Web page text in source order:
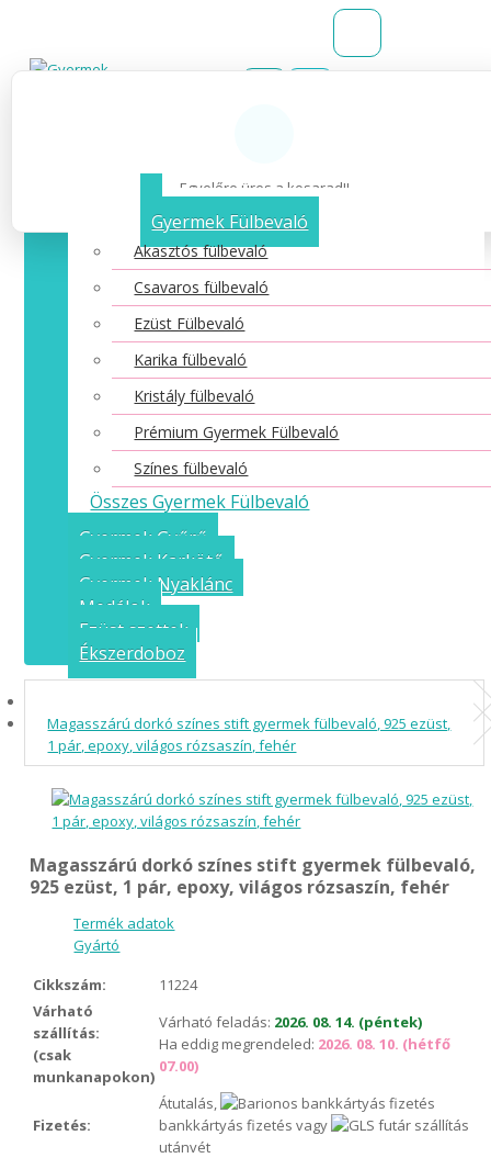
Egyelőre üres a kosarad!!
Gyermek Fülbevaló
Akasztós fülbevaló
Csavaros fülbevaló
Ezüst Fülbevaló
Karika fülbevaló
Kristály fülbevaló
Prémium Gyermek Fülbevaló
Színes fülbevaló
Összes Gyermek Fülbevaló
Gyermek Gyűrű
Gyermek Karkötő
Gyermek Nyaklánc
Medálok
Ezüst szettek
Ékszerdoboz
Magasszárú dorkó színes stift gyermek fülbevaló, 925 ezüst,
1 pár, epoxy, világos rózsaszín, fehér
Magasszárú dorkó színes stift gyermek fülbevaló,
925 ezüst, 1 pár, epoxy, világos rózsaszín, fehér
Termék adatok
Gyártó
Cikkszám:
11224
Várható
szállítás:
(csak
munkanapokon)
Várható feladás: 2026. 08. 14. (péntek)
Ha eddig megrendeled: 2026. 08. 10. (hétfő
07.00)
Fizetés:
Átutalás,
bankkártyás fizetés vagy
utánvét